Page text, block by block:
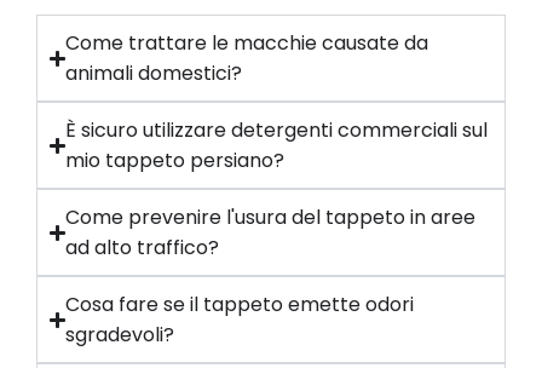
Come trattare le macchie causate da
animali domestici?
È sicuro utilizzare detergenti commerciali sul
mio tappeto persiano?
Come prevenire l'usura del tappeto in aree
ad alto traffico?
Cosa fare se il tappeto emette odori
sgradevoli?